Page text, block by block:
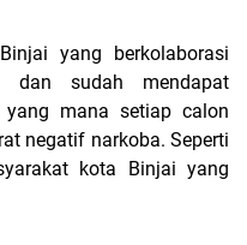
yang berkolaborasi
dan sudah mendapat
yang mana setiap calon
negatif narkoba. Seperti
kota Binjai yang